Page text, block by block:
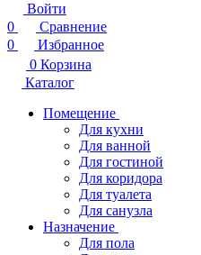
Войти
0
Сравнение
0
Избранное
0 Корзина
Каталог
Помещение
Для кухни
Для ванной
Для гостиной
Для коридора
Для туалета
Для санузла
Назначение
Для пола